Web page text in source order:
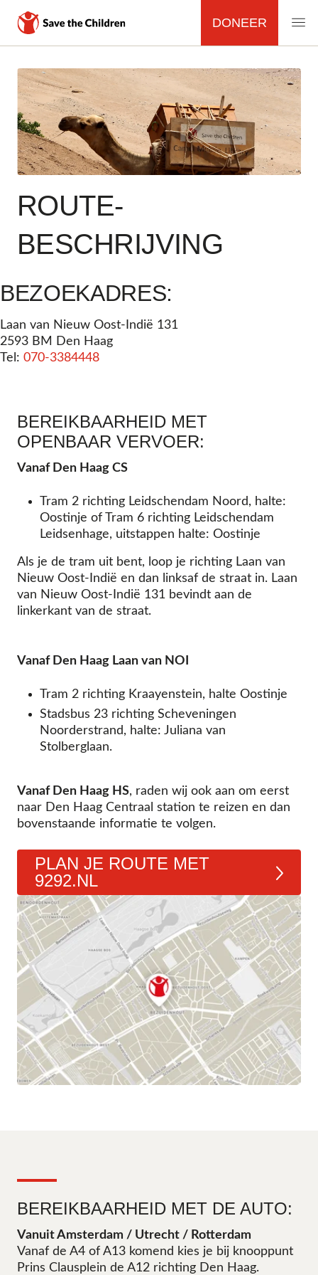
Overslaan
naar
inhoud
gaan
MAIN
NAVIGATION
DONEER
ROUTE­
BESCHRIJVING
BEZOEKADRES:
Laan van Nieuw Oost-Indië 131
2593 BM Den Haag
Tel: 070-3384448
BEREIKBAARHEID MET
OPENBAAR VERVOER:
Vanaf Den Haag CS
Tram 2 richting Leidschendam Noord, halte:
Oostinje of Tram 6 richting Leidschendam
Leidsenhage, uitstappen halte: Oostinje
Als je de tram uit bent, loop je richting Laan van
Nieuw Oost-Indië en dan linksaf de straat in. Laan
van Nieuw Oost-Indië 131 bevindt aan de
linkerkant van de straat.
Vanaf Den Haag Laan van NOI
Tram 2 richting Kraayenstein, halte Oostinje
Stadsbus 23 richting Scheveningen
Noorderstrand, halte: Juliana van
Stolberglaan.
Vanaf Den Haag HS, raden wij ook aan om eerst
naar Den Haag Centraal station te reizen en dan
bovenstaande informatie te volgen.
PLAN JE ROUTE MET
9292.NL
BEREIKBAARHEID MET DE AUTO:
Vanuit Amsterdam / Utrecht / Rotterdam
Vanaf de A4 of A13 komend kies je bij knooppunt
Prins Clausplein de A12 richting Den Haag.